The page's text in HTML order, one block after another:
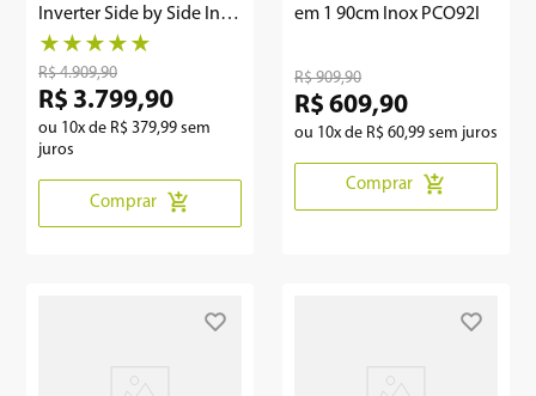
Inverter Side by Side Inox
PRF535I
★ ★ ★ ★ ★
R$ 4.909,90
R$ 3.799,90
ou 10x de R$ 379,99 sem
juros
Comprar
em 1 90cm Inox PCO92I
R$ 909,90
R$ 609,90
ou 10x de R$ 60,99 sem juros
Comprar